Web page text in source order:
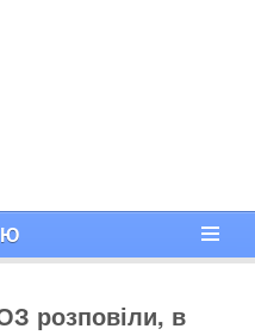
розповіли, в